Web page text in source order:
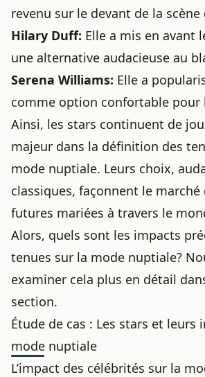
revenu sur le devant de la scène
Hilary Duff: Elle a mis en avant
une alternative audacieuse au
Serena Williams: Elle a
comme option confortable pour
Ainsi, les stars continuent de
majeur dans la définition des
mode nuptiale. Leurs choix,
classiques, façonnent le
futures mariées à travers le
Alors, quels sont les impacts
tenues sur la mode nuptiale?
examiner cela plus en détail
section.
Étude de cas : Les stars et leurs
mode nuptiale
L’impact des célébrités sur la